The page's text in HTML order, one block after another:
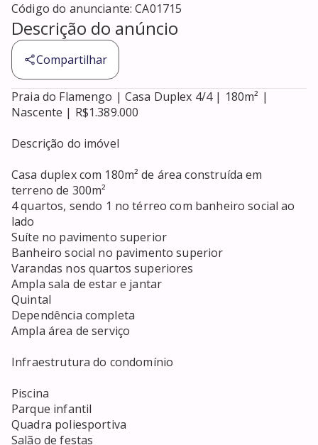
Código do anunciante:CA01715
Descrição do anúncio
Compartilhar
Praia do Flamengo | Casa Duplex 4/4 | 180m² |
Nascente | R$1.389.000
Descrição do imóvel
Casa duplex com 180m² de área construída em
terreno de 300m²
4 quartos, sendo 1 no térreo com banheiro social ao
lado
Suíte no pavimento superior
Banheiro social no pavimento superior
Varandas nos quartos superiores
Ampla sala de estar e jantar
Quintal
Dependência completa
Ampla área de serviço
Infraestrutura do condomínio
Piscina
Parque infantil
Quadra poliesportiva
Salão de festas